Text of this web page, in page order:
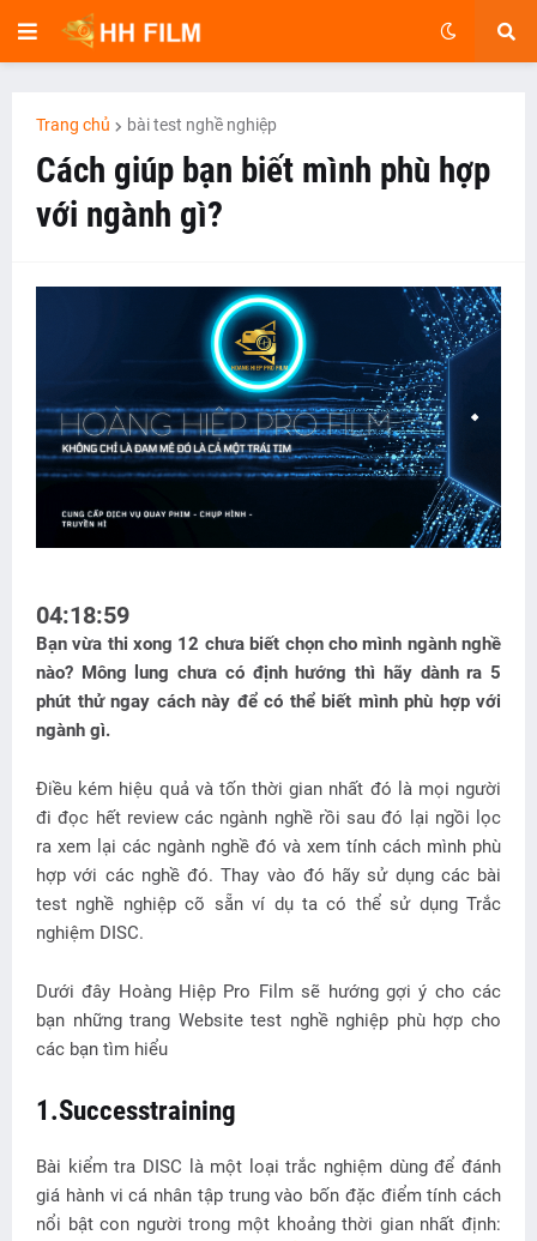
Trang chủ bài test nghề nghiệp
Cách giúp bạn biết mình phù hợp
với ngành gì?
04:19:00
Bạn vừa thi xong 12 chưa biết chọn cho mình ngành nghề
nào? Mông lung chưa có định hướng thì hãy dành ra 5
phút thử ngay cách này để có thể biết mình phù hợp với
ngành gì.
Điều kém hiệu quả và tốn thời gian nhất đó là mọi người
đi đọc hết review các ngành nghề rồi sau đó lại ngồi lọc
ra xem lại các ngành nghề đó và xem tính cách mình phù
hợp với các nghề đó. Thay vào đó hãy sử dụng các bài
test nghề nghiệp cõ sẵn ví dụ ta có thể sử dụng Trắc
nghiệm DISC.
Dưới đây Hoàng Hiệp Pro Film sẽ hướng gợi ý cho các
bạn những trang Website test nghề nghiệp phù hợp cho
các bạn tìm hiểu
1.Successtraining
Bài kiểm tra DISC là một loại trắc nghiệm dùng để đánh
giá hành vi cá nhân tập trung vào bốn đặc điểm tính cách
nổi bật con người trong một khoảng thời gian nhất định: